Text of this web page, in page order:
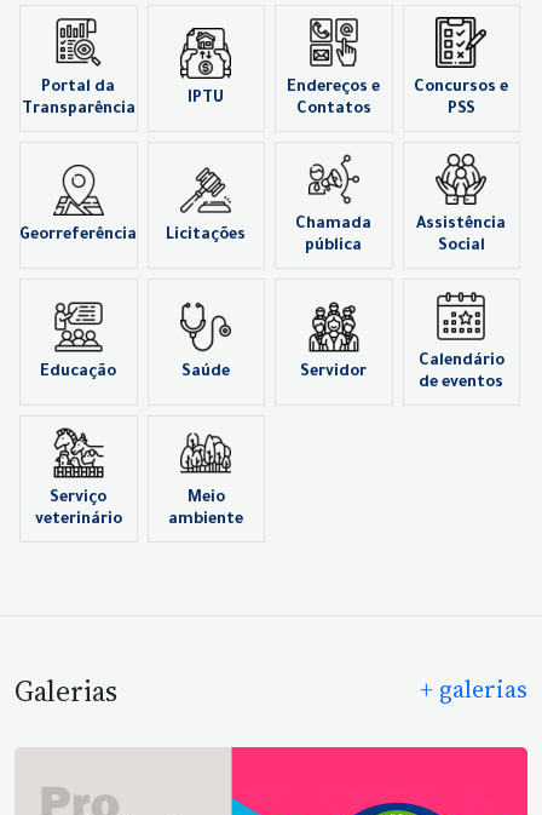
Portal da
Transparência
IPTU
Endereços e
Contatos
Concursos e
PSS
Georreferência Licitações
Chamada
pública
Assistência
Social
Educação Saúde Servidor
Calendário
de eventos
Serviço
veterinário
Meio
ambiente
Galerias + galerias